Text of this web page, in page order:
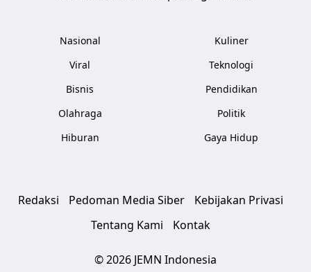
Nasional
Viral
Bisnis
Olahraga
Hiburan
Kuliner
Teknologi
Pendidikan
Politik
Gaya Hidup
Redaksi Pedoman Media Siber
Kebijakan Privasi
Tentang Kami
Kontak
© 2026 JEMN Indonesia